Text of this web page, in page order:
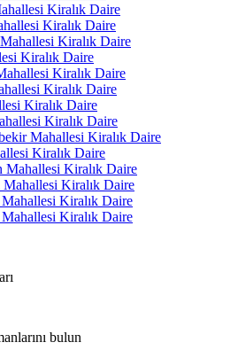
Kiralık Daire
Kiralık Daire
Kiralık Daire
Kiralık Daire
Kiralık Daire
Kiralık Daire
Kiralık Daire
Kiralık Daire
Mahallesi Kiralık Daire
Kiralık Daire
Mahallesi Kiralık Daire
Kiralık Daire
Kiralık Daire
Kiralık Daire
bulun